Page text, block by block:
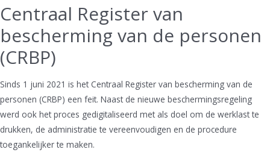
Centraal Register van
bescherming van de personen
(CRBP)
Sinds 1 juni 2021 is het Centraal Register van bescherming van de
personen (CRBP) een feit. Naast de nieuwe beschermingsregeling
werd ook het proces gedigitaliseerd met als doel om de werklast te
drukken, de administratie te vereenvoudigen en de procedure
toegankelijker te maken.